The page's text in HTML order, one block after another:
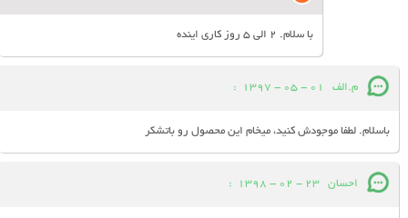
با سلام. 2 الی 5 روز کاری اینده
م.الف 01 - 05 - 1397
:
باسلام. لطفا موجودش کنید، میخام این محصول رو باتشکر
احسان 23 - 02 - 1398
: